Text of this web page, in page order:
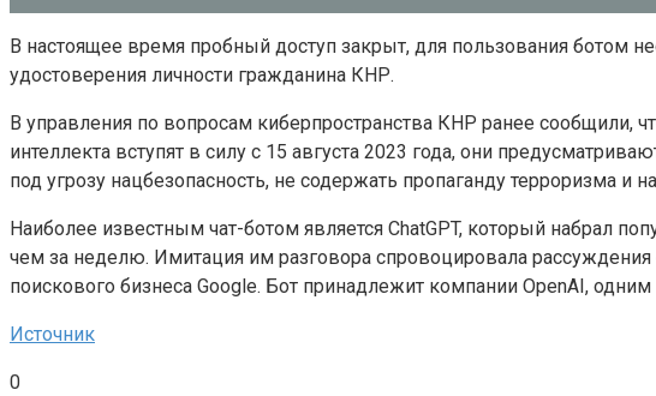
В настоящее время пробный доступ закрыт, для пользования ботом
удостоверения личности гражданина КНР.
В управления по вопросам киберпространства КНР ранее сообщили,
интеллекта вступят в силу с 15 августа 2023 года, они
под угрозу нацбезопасность, не содержать пропаганду
Наиболее известным чат-ботом является ChatGPT, который набрал
чем за неделю. Имитация им разговора спровоцировала
поискового бизнеса Google. Бот принадлежит компании OpenAI,
Источник
0